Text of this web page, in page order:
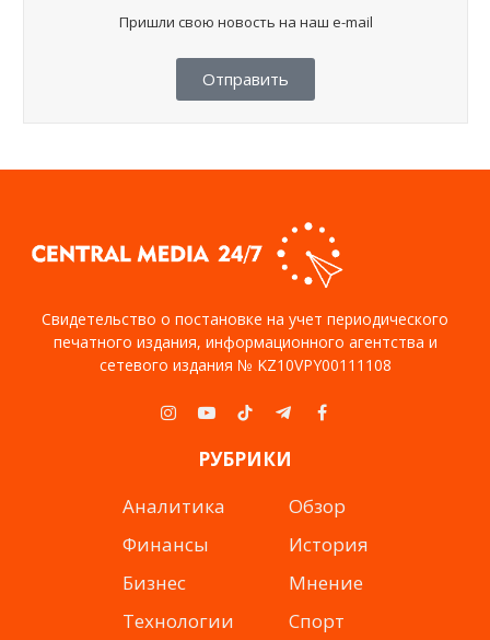
Пришли свою новость на наш e-mail
Отправить
Свидетельство о постановке на учет периодического
печатного издания, информационного агентства и
сетевого издания № KZ10VPY00111108
Instagram
YouTubeTikTokTelegramFacebook
РУБРИКИ
Аналитика
Финансы
Бизнес
Технологии
Обзор
История
Мнение
Спорт